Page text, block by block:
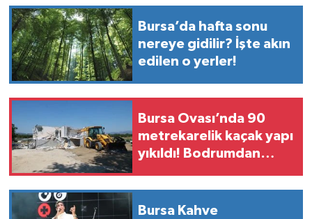
Bursa’da hafta sonu
nereye gidilir? İşte akın
edilen o yerler!
Bursa Ovası’nda 90
metrekarelik kaçak yapı
yıkıldı! Bodrumdan
Bursa Kahve